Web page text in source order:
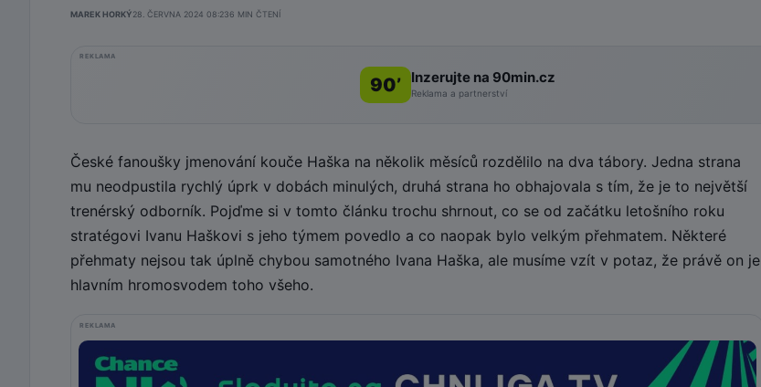
MAREK HORKÝ28. ČERVNA 2024 08:236 MIN ČTENÍ
REKLAMA
90’ Inzerujte na 90min.cz
Reklama a partnerství
České fanoušky jmenování kouče Haška na několik měsíců rozdělilo na dva tábory. Jedna strana
mu neodpustila rychlý úprk v dobách minulých, druhá strana ho obhajovala s tím, že je to největší
trenérský odborník. Pojďme si v tomto článku trochu shrnout, co se od začátku letošního roku
stratégovi Ivanu Haškovi s jeho týmem povedlo a co naopak bylo velkým přehmatem. Některé
přehmaty nejsou tak úplně chybou samotného Ivana Haška, ale musíme vzít v potaz, že právě on je
hlavním hromosvodem toho všeho.
REKLAMA